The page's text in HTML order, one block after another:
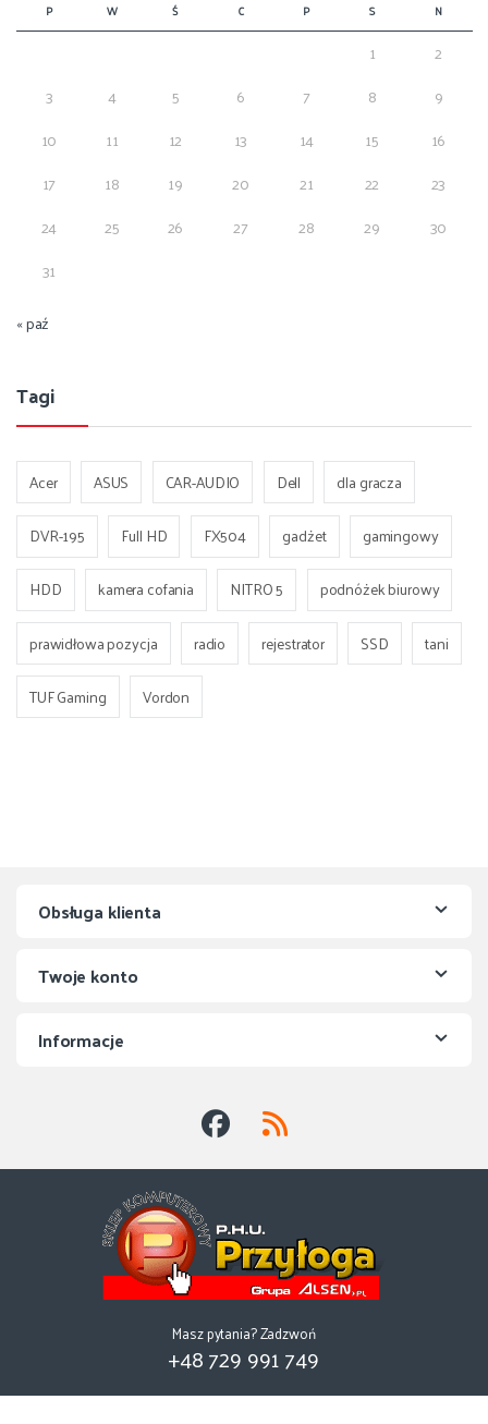
P W Ś C P S N
1
2
3
4 5 6 7 8
9
10
11 12 13 14 15
16
17
18 19 20 21 22
23
24
25 26 27 28 29
30
31
« paź
Tagi
Acer ASUS CAR-AUDIO Dell
dla gracza
DVR-195
Full HD FX504 gadżet
gamingowy
HDD
kamera cofania NITRO 5
podnóżek biurowy
prawidłowa pozycja
radio rejestrator SSD
tani
TUF Gaming
Vordon
Obsługa klienta
Twoje konto
Informacje
Masz pytania? Zadzwoń
+48 729 991 749